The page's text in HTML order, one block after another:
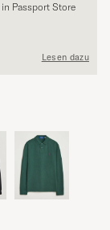
in Passport Store
Lesen dazu